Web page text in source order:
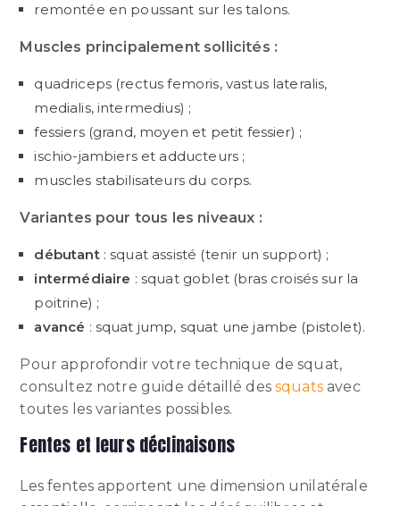
remontée en poussant sur les talons.
Muscles principalement sollicités :
quadriceps (rectus femoris, vastus lateralis,
medialis, intermedius) ;
fessiers (grand, moyen et petit fessier) ;
ischio-jambiers et adducteurs ;
muscles stabilisateurs du corps.
Variantes pour tous les niveaux :
débutant: squat assisté (tenir un support) ;
intermédiaire : squat goblet (bras croisés sur la
poitrine) ;
avancé : squat jump, squat une jambe (pistolet).
Pour approfondir votre technique de squat,
consultez notre guide détaillé dessquatsavec
toutes les variantes possibles.
Fentes et leurs déclinaisons
Les fentes apportent une dimension unilatérale